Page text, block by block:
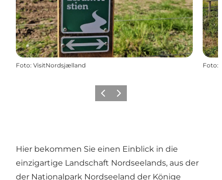
Foto: VisitNordsjælland Foto:
ZurückWeiter
Hier bekommen Sie einen Einblick in die
einzigartige Landschaft Nordseelands, aus der
der Nationalpark Nordseeland der Könige